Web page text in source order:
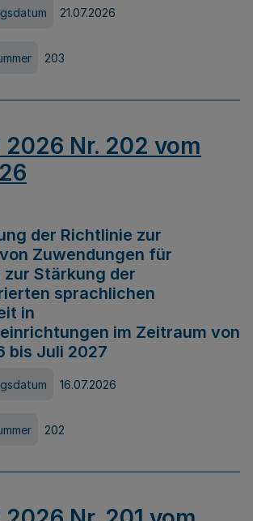
21.07.2026
203
2026 Nr. 202 vom
der Richtlinie zur
Zuwendungen für
zur Stärkung der
sprachlichen
in
im Zeitraum von
bis Juli 2027
16.07.2026
202